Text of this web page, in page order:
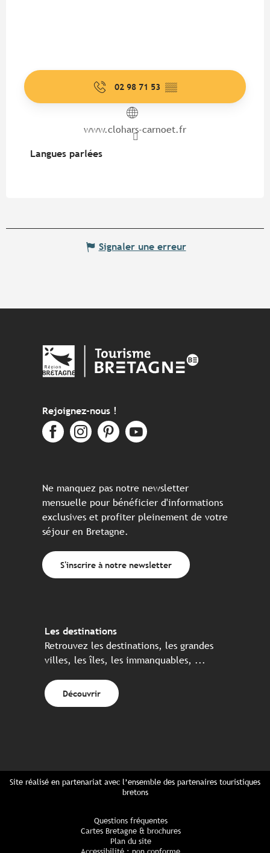
02 98 71 53 ▒▒
www.clohars-carnoet.fr
Langues parlées
Langues parlées
Signaler une erreur
Rejoignez-nous !
Ne manquez pas notre newsletter
mensuelle pour bénéficier d'informations
exclusives et profiter pleinement de votre
séjour en Bretagne.
S'inscrire à notre newsletter
Les destinations
Retrouvez les destinations, les grandes
villes, les îles, les immanquables, ...
Découvrir
Site réalisé en partenariat avec l’ensemble des partenaires touristiques
bretons
Questions fréquentes
Cartes Bretagne & brochures
Plan du site